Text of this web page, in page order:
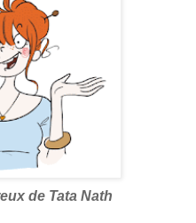
de Tata Nath